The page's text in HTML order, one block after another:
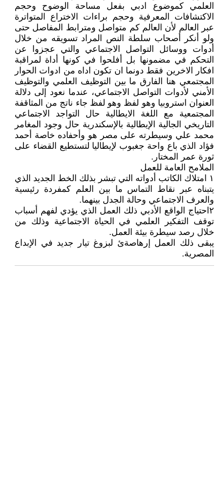
العلمي كموضوع ادبي بفعل مساحة الوضوح وحجم
الاكتشافات المعرفية وحجم براءات الاختراع المتواترة
عبر العالم لأن العالم كم متواصل ومترابط المفاصل حتى
ولو أنكر أصحاب سلطة النص المراد تسويقه من خلال
أدوات ووسائل التواصل الاجتماعي والتي عجزوا عن
التحكم في مضمونها بل أفلحوا في كونها أداة لمراقبة
افكار الاخرين فقط دونما ان تكون اداه من ادوات الحوار
المجتمعي هنا الفارق ما بين التوظيف العلمي والتوظيف
الأمني لأدوات التواصل الاجتماعي، عندما نعود إلى دلالة
العنوان استروبيا وهو لفظ وهو لفظ جاء ناتج من المثاقفة
المجتمعية مع اللغة الايطالية حال التواجد الاجتماعي
التاريخي الجالية الإيطالية بالإسكندرية حال وجود المغامر
محمد علي وسيطرته على مصر هو وأحفاده خاصة أحمد
فؤاد الذي باع واحة جغبوب لإيطاليا لتستطيع القضاء على
ثورة عمر المختار.
الملامح العامة للعمل
١ امتلاك الكاتب أدواته التي تبشر بذلك الخط الجديد الذي
يتبناه عبر نقاط التماس ما بين العلم كمفردة رئيسية
والعرف الاجتماعي وحالة الجدل بينهما.
٢احتياج الواقع الأدبي ذلك العمل الذي يؤدي لفهم أسباب
توقف التفكير العلمي في الحياة الاجتماعية وذلك من
خلال رصد سيطرة بيئة العمل.
يبقى ذلك العمل إرهاصةئ لبزوغ تيار جديد في الإبداع
المصرية.